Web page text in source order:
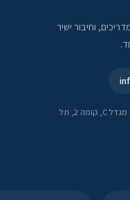
וחיבור ישיר
רחוב ראול ולנברג 18, מתחם CU, מגדל C, קומה 2, תל